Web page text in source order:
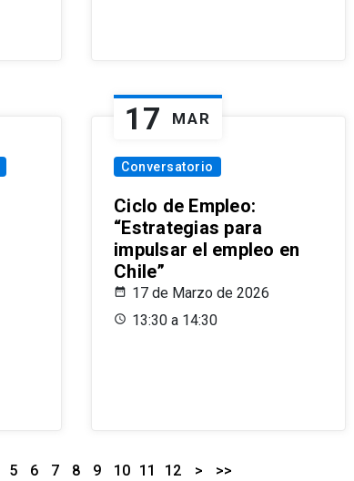
17 MAR
Conversatorio
Ciclo de Empleo:
“Estrategias para
impulsar el empleo en
Chile”
17 de Marzo de 2026
13:30 a 14:30
5 6 7 8 9 10 11 12 > >>